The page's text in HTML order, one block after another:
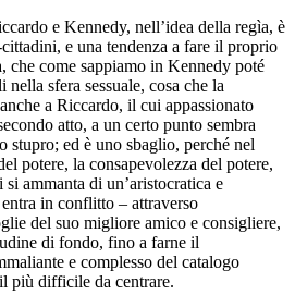
e Kennedy, nell’idea della regìa, è
e una tendenza a fare il proprio
che come sappiamo in Kennedy poté
nella sfera sessuale, cosa che la
a Riccardo, il cui appassionato
atto, a un certo punto sembra
stupro; ed è uno sbaglio, perché nel
potere, la consapevolezza del potere,
ammanta di un’aristocratica e
in conflitto – attraverso
del suo migliore amico e consigliere,
di fondo, fino a farne il
e complesso del catalogo
più difficile da centrare.